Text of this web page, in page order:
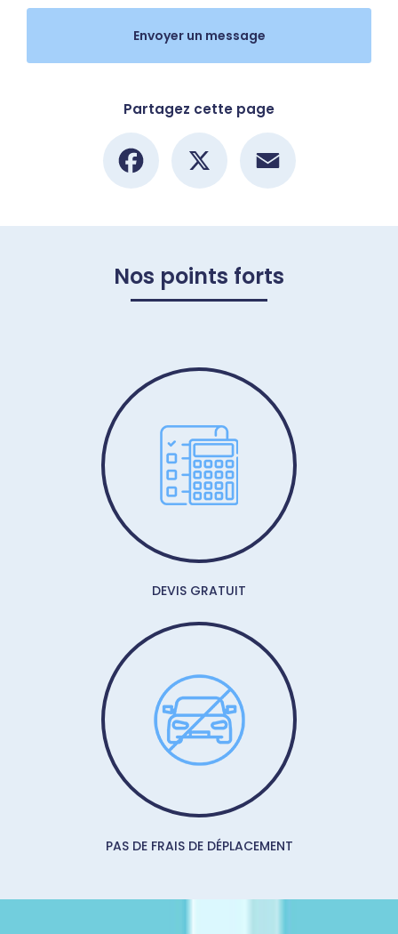
Envoyer un message
Partagez cette page
Facebook
Nos points forts
DEVIS GRATUIT
PAS DE FRAIS DE DÉPLACEMENT